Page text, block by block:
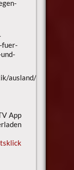
fuer-
ausland/2023/
App